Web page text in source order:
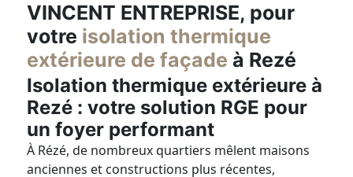
VINCENT ENTREPRISE, pour
votre isolation thermique
extérieure de façade à Rezé
Isolation thermique extérieure à
Rezé : votre solution RGE pour
un foyer performant
À Rézé, de nombreux quartiers mêlent maisons
anciennes et constructions plus récentes,